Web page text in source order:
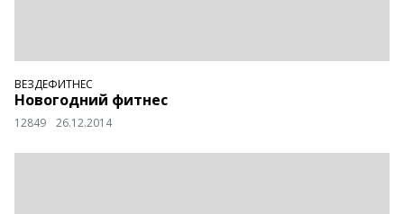
ВЕЗДЕФИТНЕС
Новогодний фитнес
12849 26.12.2014